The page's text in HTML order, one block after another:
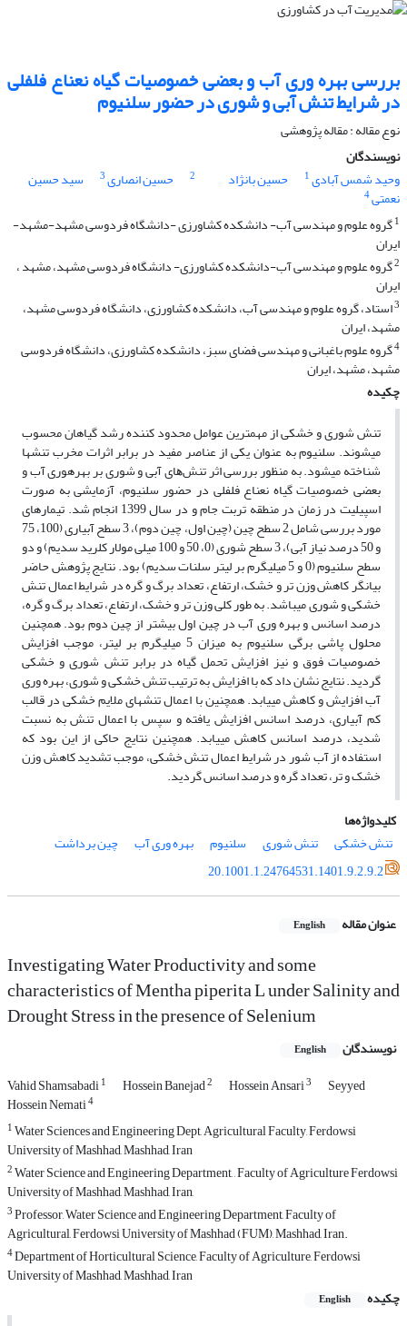
بررسی بهره وری آب و بعضی خصوصیات گیاه نعناع فلفلی
در شرایط تنش آبی و شوری در حضور سلنیوم
نوع مقاله : مقاله پژوهشی
نویسندگان
وحید شمس آبادی1 حسین بانژاد 2 حسین انصاری3 سید حسین
نعمتی4
1گروه علوم و مهندسی آب- دانشکده کشاورزی -دانشگاه فردوسی مشهد-مشهد-
ایران
2گروه علوم و مهندسی آب-دانشکده کشاورزی- دانشگاه فردوسی مشهد، مشهد ،
ایران
3استاد، گروه علوم و مهندسی آب، دانشکده کشاورزی، دانشگاه فردوسی مشهد،
مشهد، ایران
4گروه علوم باغبانی و مهندسی فضای سبز، دانشکده کشاورزی، دانشگاه فردوسی
مشهد، مشهد، ایران
چکیده
تنش شوری و خشکی از مهمترین عوامل محدود کننده رشد گیاهان محسوب
می‎شوند. سلنیوم به عنوان یکی از عناصر مفید در برابر اثرات مخرب تنش‎ها
شناخته می‎شود. ﺑﻪ ﻣﻨﻈﻮر ﺑﺮرﺳﯽ اﺛﺮ ﺗﻨﺶﻫﺎی آﺑﯽ و ﺷﻮری ﺑﺮ بهره‎وری آب و
بعضی خصوصیات ﮔﯿﺎه ﻧﻌﻨﺎع ﻓﻠﻔﻠﯽ در حضور سلنیوم، آزﻣﺎﯾﺸﯽ ﺑﻪ صورت
اسپیلیت در زمان در منطقه تربت جام و در سال 1399 انجام شد. تیمارهای
مورد بررسی شامل 2 سطح چین (چین اول، چین دوم)، 3 سطح آبیاری (100، 75
و 50 درصد نیاز آبی)، 3 سطح شوری (0، 50 و 100 میلی مولار کلرید سدیم) و دو
سطح سلنیوم (0 و 5 میلی‎گرم بر لیتر سلنات سدیم) بود. نتایج پژوهش حاضر
بیانگر کاهش وزن تر و خشک، ارتفاع، تعداد برگ و گره در شرایط اعمال تنش
خشکی و شوری می‎باشد. به طور کلی وزن تر و خشک، ارتفاع، تعداد برگ و گره،
درصد اسانس و بهره وری آب در چین اول بیشتر از چین دوم بود. همچنین
محلول پاشی برگی سلنیوم به میزان 5 میلی‎گرم بر لیتر، موجب افزایش
خصوصیات فوق و نیز افزایش تحمل گیاه در برابر تنش شوری و خشکی
گردید. نتایج نشان داد که با افزایش به ترتیب تنش خشکی و شوری، بهره وری
آب افزایش و کاهش می‎یابد. همچنین با اعمال تنش‎های ملایم خشکی در قالب
کم آبیاری، درصد اسانس افزایش یافته و سپس با اعمال تنش به نسبت
شدید، درصد اسانس کاهش می‎یابد. همچنین نتایج حاکی از این بود که
استفاده از آب شور در شرایط اعمال تنش خشکی، موجب تشدید کاهش وزن
خشک و تر، تعداد گره و درصد اسانس گردید.
کلیدواژه‌ها
تنش خشکی
تنش شوری سلنیوم بهره وری آب
چین برداشت
20.1001.1.24764531.1401.9.2.9.2
عنوان مقاله English
Investigating Water Productivity and some
characteristics of Mentha piperita L under Salinity and
Drought Stress in the presence of Selenium
نویسندگان English
Vahid Shamsabadi1 Hossein Banejad2 Hossein Ansari3 Seyyed
Hossein Nemati4
1Water Sciences and Engineering Dept, Agricultural Faculty, Ferdowsi
University of Mashhad, Mashhad, Iran
2Water Science and Engineering Department, , Faculty of Agriculture Ferdowsi
University of Mashhad, Mashhad, Iran,
3Professor, Water Science and Engineering Department, Faculty of
Agricultural, Ferdowsi University of Mashhad (FUM), Mashhad, Iran.
4Department of Horticultural Science, Faculty of Agriculture, Ferdowsi
University of Mashhad, Mashhad, Iran
چکیده
English